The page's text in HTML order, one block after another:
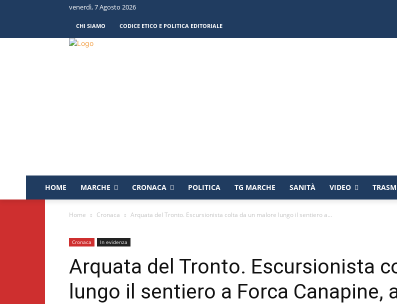
venerdì, 7 Agosto 2026
CHI SIAMO CODICE ETICO E POLITICA EDITORIALE
HOME MARCHE CRONACA POLITICA TG MARCHE SANITÀ VIDEO
Home Cronaca Arquata del Tronto. Escursionista colta da un malore lungo il sentiero a...
Cronaca In evidenza
Arquata del Tronto. Escursionista
lungo il sentiero a Forca Canapine,